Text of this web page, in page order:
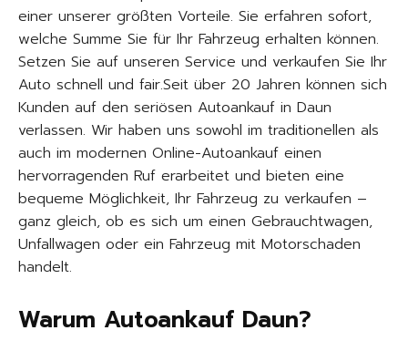
einer unserer größten Vorteile. Sie erfahren sofort,
welche Summe Sie für Ihr Fahrzeug erhalten können.
Setzen Sie auf unseren Service und verkaufen Sie Ihr
Auto schnell und fair.Seit über 20 Jahren können sich
Kunden auf den seriösen Autoankauf in Daun
verlassen. Wir haben uns sowohl im traditionellen als
auch im modernen Online-Autoankauf einen
hervorragenden Ruf erarbeitet und bieten eine
bequeme Möglichkeit, Ihr Fahrzeug zu verkaufen –
ganz gleich, ob es sich um einen Gebrauchtwagen,
Unfallwagen oder ein Fahrzeug mit Motorschaden
handelt.
Warum Autoankauf Daun?